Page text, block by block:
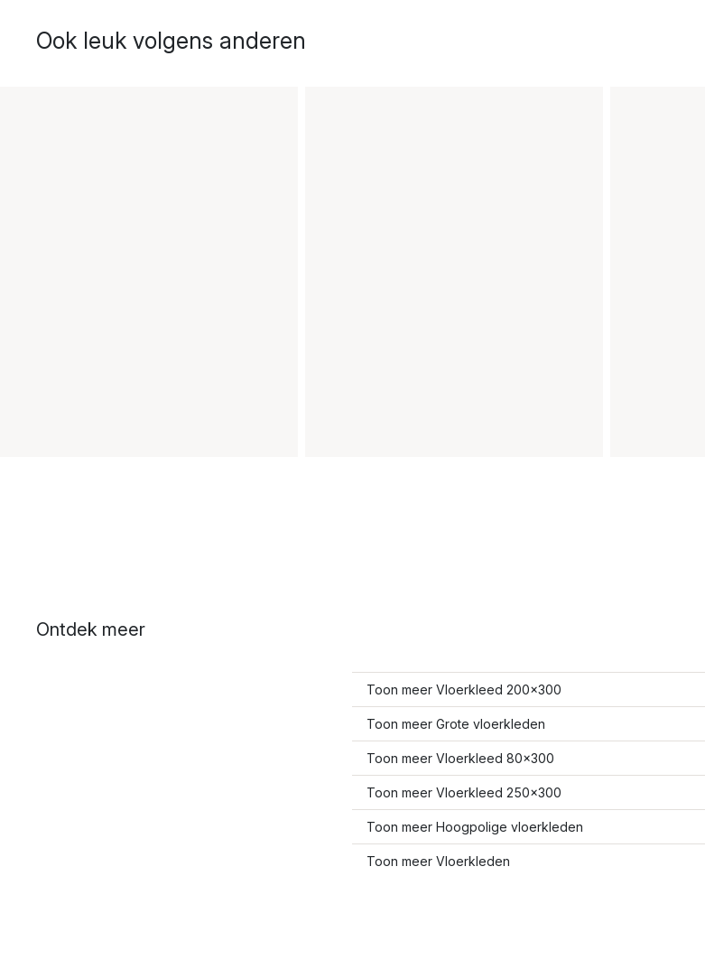
Ook leuk volgens anderen
Ontdek meer
Toon meer Vloerkleed 200x300
Toon meer Grote vloerkleden
Toon meer Vloerkleed 80x300
Toon meer Vloerkleed 250x300
Toon meer Hoogpolige vloerkleden
Toon meer Vloerkleden